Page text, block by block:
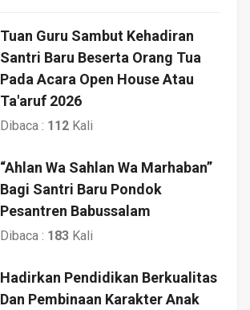
Tuan Guru Sambut Kehadiran
Santri Baru Beserta Orang Tua
Pada Acara Open House Atau
Ta'aruf 2026
Dibaca : 112 Kali
“Ahlan Wa Sahlan Wa Marhaban”
Bagi Santri Baru Pondok
Pesantren Babussalam
Dibaca : 183 Kali
Hadirkan Pendidikan Berkualitas
Dan Pembinaan Karakter Anak